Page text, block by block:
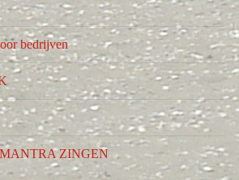
bedrijven
ZINGEN